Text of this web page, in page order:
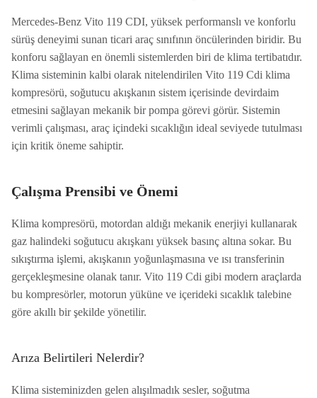
Mercedes-Benz Vito 119 CDI, yüksek performanslı ve konforlu
sürüş deneyimi sunan ticari araç sınıfının öncülerinden biridir. Bu
konforu sağlayan en önemli sistemlerden biri de klima tertibatıdır.
Klima sisteminin kalbi olarak nitelendirilen Vito 119 Cdi klima
kompresörü, soğutucu akışkanın sistem içerisinde devirdaim
etmesini sağlayan mekanik bir pompa görevi görür. Sistemin
verimli çalışması, araç içindeki sıcaklığın ideal seviyede tutulması
için kritik öneme sahiptir.
Çalışma Prensibi ve Önemi
Klima kompresörü, motordan aldığı mekanik enerjiyi kullanarak
gaz halindeki soğutucu akışkanı yüksek basınç altına sokar. Bu
sıkıştırma işlemi, akışkanın yoğunlaşmasına ve ısı transferinin
gerçekleşmesine olanak tanır. Vito 119 Cdi gibi modern araçlarda
bu kompresörler, motorun yüküne ve içerideki sıcaklık talebine
göre akıllı bir şekilde yönetilir.
Arıza Belirtileri Nelerdir?
Klima sisteminizden gelen alışılmadık sesler, soğutma